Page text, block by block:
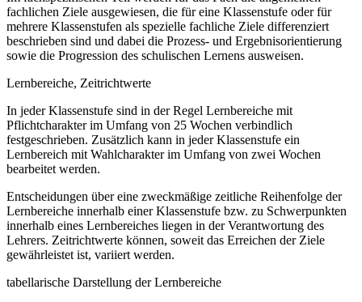
fachlichen Ziele ausgewiesen, die für eine Klassenstufe oder für
mehrere Klassenstufen als spezielle fachliche Ziele differenziert
beschrieben sind und dabei die Prozess- und Ergebnisorientierung
sowie die Progression des schulischen Lernens ausweisen.
Lernbereiche, Zeitrichtwerte
In jeder Klassenstufe sind in der Regel Lernbereiche mit
Pflichtcharakter im Umfang von 25 Wochen verbindlich
festgeschrieben. Zusätzlich kann in jeder Klassenstufe ein
Lernbereich mit Wahlcharakter im Umfang von zwei Wochen
bearbeitet werden.
Entscheidungen über eine zweckmäßige zeitliche Reihenfolge der
Lernbereiche innerhalb einer Klassenstufe bzw. zu Schwerpunkten
innerhalb eines Lernbereiches liegen in der Verantwortung des
Lehrers. Zeitrichtwerte können, soweit das Erreichen der Ziele
gewährleistet ist, variiert werden.
tabellarische Darstellung der Lernbereiche